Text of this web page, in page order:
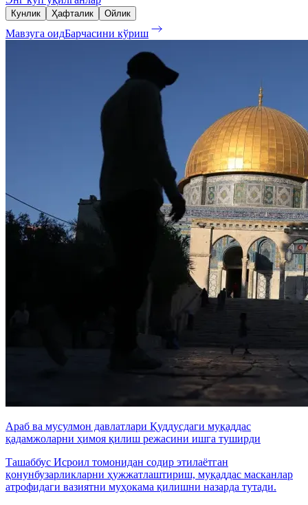
Кунлик Ҳафталик Ойлик
Мавзуга оидБарчасини кўриш
Араб ва мусулмон давлатлари Қуддусдаги муқаддас
қадамжоларни ҳимоя қилиш режасини ишга туширди
Ташаббус Исроил томонидан содир этилаётган
қонунбузарликларни ҳужжатлаштириш, муқаддас масканлар
атрофидаги вазиятни муҳокама қилишни назарда тутади.